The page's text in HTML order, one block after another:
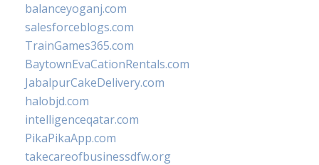
balanceyoganj.com
salesforceblogs.com
TrainGames365.com
BaytownEvaCationRentals.com
JabalpurCakeDelivery.com
halobjd.com
intelligenceqatar.com
PikaPikaApp.com
takecareofbusinessdfw.org